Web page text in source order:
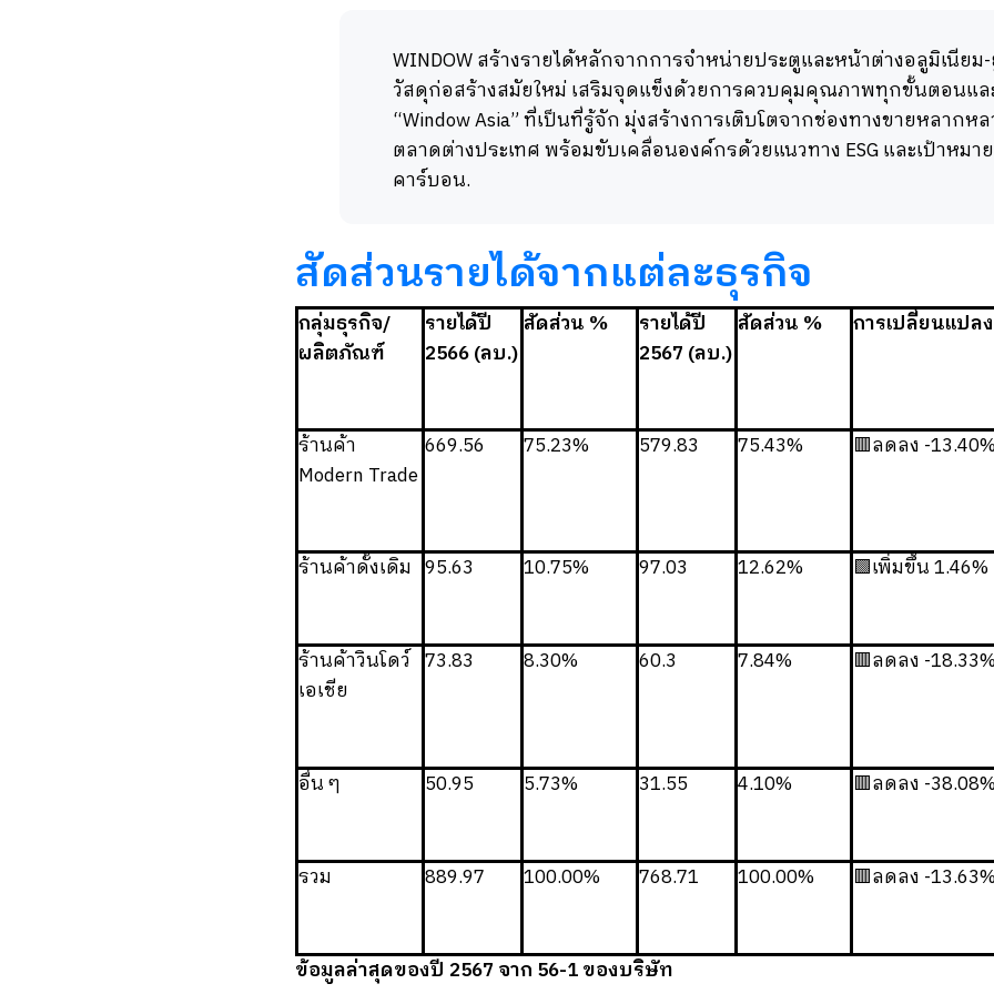
WINDOW สร้างรายได้หลักจากการจำหน่ายประตูและหน้าต่างอลูมิเนีย
วัสดุก่อสร้างสมัยใหม่ เสริมจุดแข็งด้วยการควบคุมคุณภาพทุกขั้นตอนแ
“Window Asia” ที่เป็นที่รู้จัก มุ่งสร้างการเติบโตจากช่องทางขายหลากห
ตลาดต่างประเทศ พร้อมขับเคลื่อนองค์กรด้วยแนวทาง ESG และเป้าหม
คาร์บอน.
สัดส่วนรายได้จากแต่ละธุรกิจ
กลุ่มธุรกิจ/
ผลิตภัณฑ์
รายได้ปี
2566 (ลบ.)
สัดส่วน %
รายได้ปี
2567 (ลบ.)
สัดส่วน % การเปลี่ยนแปลง
ร้านค้า
Modern Trade
669.56 75.23% 579.83 75.43% 🟥ลดลง -
ร้านค้าดั้งเดิม 95.63 10.75% 97.03 12.62% 🟩เพิ่มขึ้น 1.46%
ร้านค้าวินโดว์
เอเชีย
73.83 8.30% 60.3 7.84% 🟥ลดลง -
อื่น ๆ 50.95 5.73% 31.55 4.10% 🟥ลดลง -
รวม 889.97 100.00% 768.71 100.00% 🟥ลดลง -
ข้อมูลล่าสุดของปี 2567 จาก 56-1 ของบริษัท